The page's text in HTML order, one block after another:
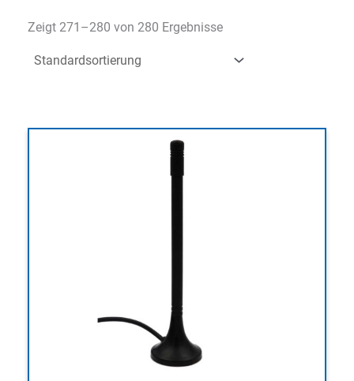
Zeigt 271–280 von 280 Ergebnisse